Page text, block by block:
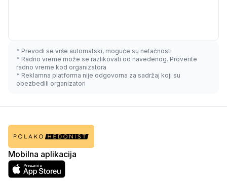
* Prevodi se vrše automatski, moguće su netačnosti
* Radno vreme može se razlikovati od navedenog. Proverite
radno vreme kod organizatora
* Reklamna platforma nije odgovorna za sadržaj koji su
obezbedili organizatori
Mobilna aplikacija